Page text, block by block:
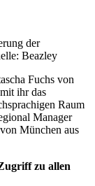
der
Beazley
Fuchs von
ihr das
Raum
Manager
München aus
zu allen